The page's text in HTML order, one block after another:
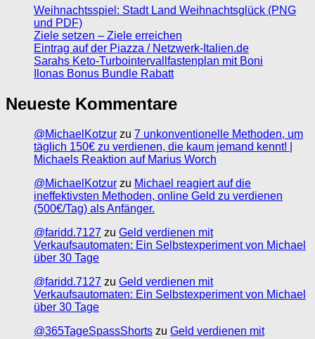
Weihnachtsspiel: Stadt Land Weihnachtsglück (PNG
und PDF)
Ziele setzen – Ziele erreichen
Eintrag auf der Piazza / Netzwerk-Italien.de
Sarahs Keto-Turbointervallfastenplan mit Boni
Ilonas Bonus Bundle Rabatt
Neueste Kommentare
@MichaelKotzur zu 7 unkonventionelle Methoden, um
täglich 150€ zu verdienen, die kaum jemand kennt! |
Michaels Reaktion auf Marius Worch
@MichaelKotzur zu Michael reagiert auf die
ineffektivsten Methoden, online Geld zu verdienen
(500€/Tag) als Anfänger.
@faridd.7127 zu Geld verdienen mit
Verkaufsautomaten: Ein Selbstexperiment von Michael
über 30 Tage
@faridd.7127 zu Geld verdienen mit
Verkaufsautomaten: Ein Selbstexperiment von Michael
über 30 Tage
@365TageSpassShorts zu Geld verdienen mit